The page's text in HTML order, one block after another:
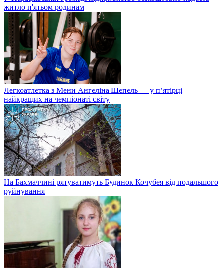
житло п'ятьом родинам
Легкоатлетка з Мени Ангеліна Шепель — у п’ятірці
найкращих на чемпіонаті світу
На Бахмаччині рятуватимуть Будинок Кочубея від подальшого
руйнування